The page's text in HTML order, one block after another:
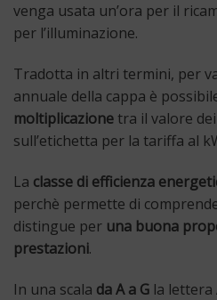
venga usata un’ora per il
per l’illuminazione.
Tradotta in altri termini, per
annuale della cappa è
moltiplicazione tra il valore
sull’etichetta per la tariffa al
La classe di efficienza
perchè permette di
distingue per una buona
prestazioni.
In una scala da A a G la lettera